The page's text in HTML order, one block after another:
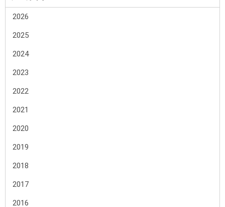
2026
2025
2024
2023
2022
2021
2020
2019
2018
2017
2016